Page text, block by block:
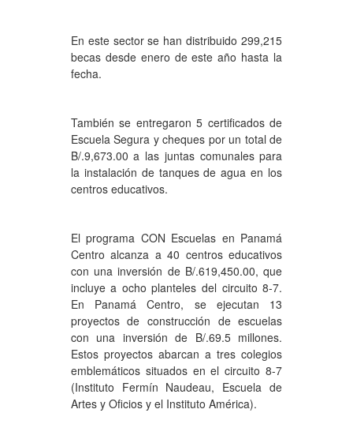
En este sector se han distribuido 299,215
becas desde enero de este año hasta la
fecha.
También se entregaron 5 certificados de
Escuela Segura y cheques por un total de
B/.9,673.00 a las juntas comunales para
la instalación de tanques de agua en los
centros educativos.
El programa CON Escuelas en Panamá
Centro alcanza a 40 centros educativos
con una inversión de B/.619,450.00, que
incluye a ocho planteles del circuito 8-7.
En Panamá Centro, se ejecutan 13
proyectos de construcción de escuelas
con una inversión de B/.69.5 millones.
Estos proyectos abarcan a tres colegios
emblemáticos situados en el circuito 8-7
(Instituto Fermín Naudeau, Escuela de
Artes y Oficios y el Instituto América).